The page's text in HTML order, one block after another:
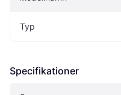
Typ
Specifikationer